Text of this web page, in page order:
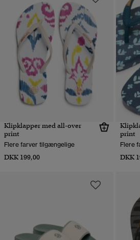
Klipklapper med all-over
print
Flere farver tilgængelige
DKK 199,00
print
Flere
DKK